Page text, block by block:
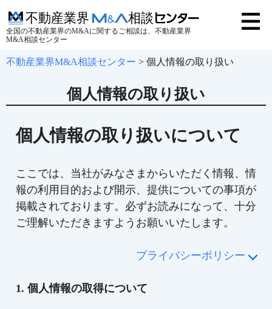
全国の不動産業界のM&Aに関するご相談は、不動産業界
M&A相談センター
不動産業界M&A相談センター > 個人情報の取り扱い
個人情報の取り扱い
個人情報の取り扱いについて
ここでは、当社がみなさまからいただく情報、情
報の利用目的および開示、提供についての事項が
掲載されております。必ずお読みになって、十分
ご理解いただきますようお願いいたします。
プライバシーポリシー
1. 個人情報の取得について